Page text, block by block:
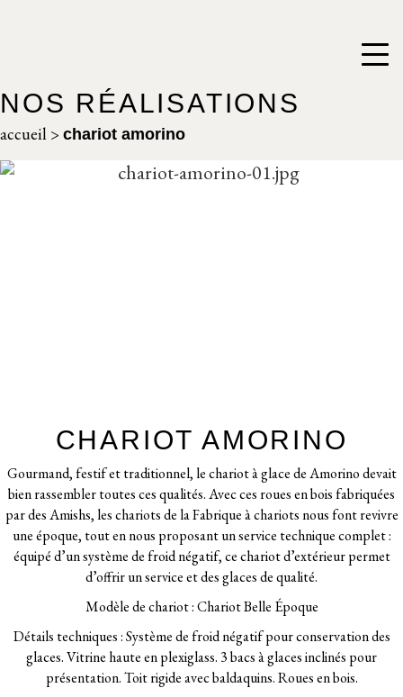
NOS RÉALISATIONS
accueil > chariot amorino
CHARIOT AMORINO
Gourmand, festif et traditionnel, le chariot à glace de Amorino devait
bien rassembler toutes ces qualités. Avec ces roues en bois fabriquées
par des Amishs, les chariots de la Fabrique à chariots nous font revivre
une époque, tout en nous proposant un service technique complet :
équipé d’un système de froid négatif, ce chariot d’extérieur permet
d’offrir un service et des glaces de qualité.
Modèle de chariot : Chariot Belle Époque
Détails techniques : Système de froid négatif pour conservation des
glaces. Vitrine haute en plexiglass. 3 bacs à glaces inclinés pour
présentation. Toit rigide avec baldaquins. Roues en bois.